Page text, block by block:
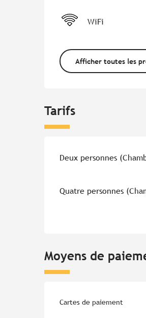
WiFi
Afficher toutes les
Tarifs
Tarifs 2026
Deux personnes
Quatre personnes
Moyens de
Cartes de paiement